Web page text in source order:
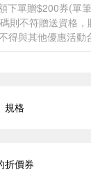
下單贈$200券(單
則不符贈送資格
得與其他優惠活動
規格
折價券